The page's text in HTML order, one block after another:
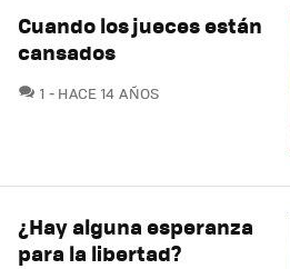
Cuando los jueces están
cansados
1 COMENTARIOS
HACE 14 AÑOS
¿Hay alguna esperanza
para la libertad?